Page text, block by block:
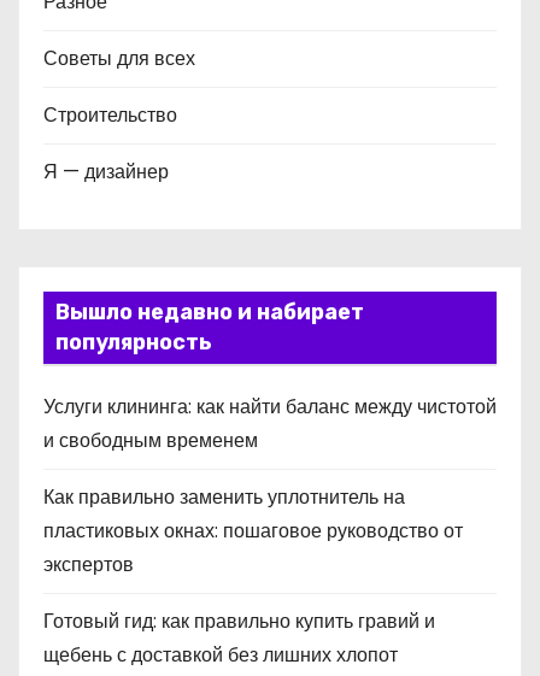
Советы для всех
Строительство
Я — дизайнер
Вышло недавно и набирает
популярность
Услуги клининга: как найти баланс между чистотой
и свободным временем
Как правильно заменить уплотнитель на
пластиковых окнах: пошаговое руководство от
экспертов
Готовый гид: как правильно купить гравий и
щебень с доставкой без лишних хлопот